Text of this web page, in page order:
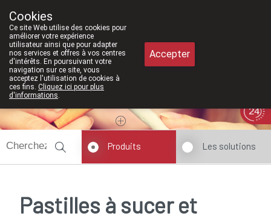
Produits Les solutions
Pastilles à sucer et
Cookies
Ce site Web utilise des cookies pour
améliorer votre expérience
utilisateur ainsi que pour adapter
nos services et offres à vos centres
d'intérêts. En poursuivant votre
navigation sur ce site, vous
acceptez l'utilisation de cookies à
ces fins. Cliquez ici pour plus
d'informations.
Accepter